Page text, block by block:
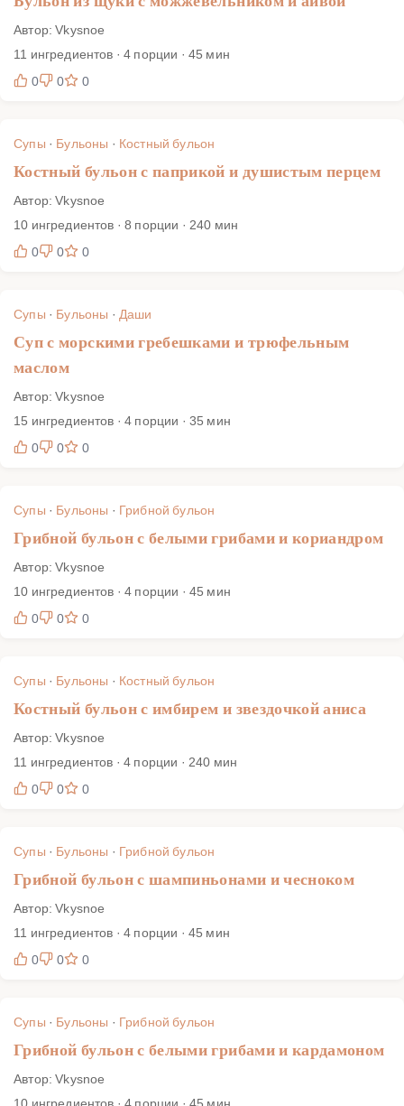
Автор: Vkysnoe
11 ингредиентов · 4 порции · 45 мин
0
0 0
Супы · Бульоны · Костный бульон
Костный бульон с паприкой и душистым перцем
Автор: Vkysnoe
10 ингредиентов · 8 порции · 240 мин
0
0 0
Супы · Бульоны · Даши
Суп с морскими гребешками и трюфельным
маслом
Автор: Vkysnoe
15 ингредиентов · 4 порции · 35 мин
0
0 0
Супы · Бульоны · Грибной бульон
Грибной бульон с белыми грибами и кориандром
Автор: Vkysnoe
10 ингредиентов · 4 порции · 45 мин
0
0 0
Супы · Бульоны · Костный бульон
Костный бульон с имбирем и звездочкой аниса
Автор: Vkysnoe
11 ингредиентов · 4 порции · 240 мин
0
0 0
Супы · Бульоны · Грибной бульон
Грибной бульон с шампиньонами и чесноком
Автор: Vkysnoe
11 ингредиентов · 4 порции · 45 мин
0
0 0
Супы · Бульоны · Грибной бульон
Грибной бульон с белыми грибами и кардамоном
Автор: Vkysnoe
10 ингредиентов · 4 порции · 45 мин